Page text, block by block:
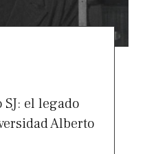
el legado
Alberto